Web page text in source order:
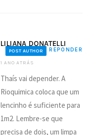
LILIANA DONATELLI
POST AUTHOR
1 ANO ATRÁS
REPONDER
Thaís vai depender. A
Rioquimica coloca que um
lencinho é suficiente para
1m2. Lembre-se que
precisa de dois, um limpa